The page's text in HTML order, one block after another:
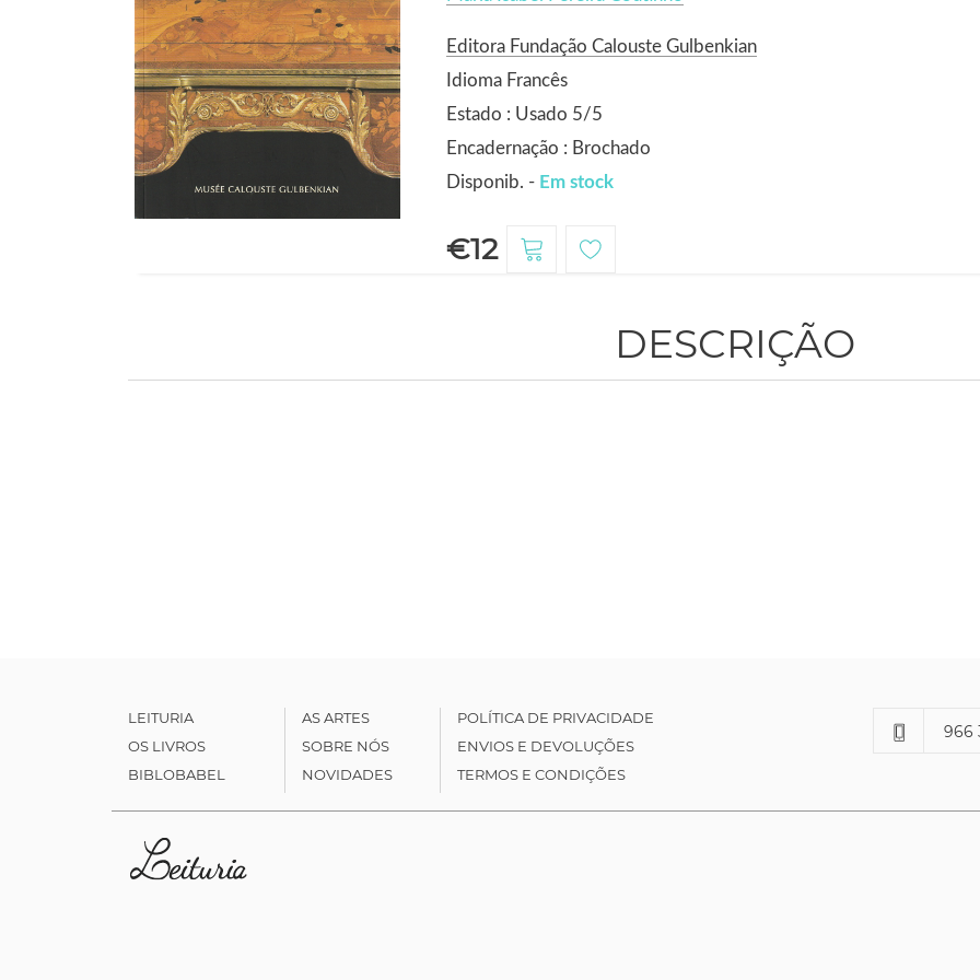
Editora Fundação Calouste Gulbenkian
Idioma Francês
Estado : Usado 5/5
Encadernação : Brochado
Disponib. - Em stock
€12
DESCRIÇÃO
LEITURIA
OS LIVROS
BIBLOBABEL
AS ARTES
SOBRE NÓS
NOVIDADES
POLÍTICA DE PRIVACIDADE
ENVIOS E DEVOLUÇÕES
TERMOS E CONDIÇÕES
966